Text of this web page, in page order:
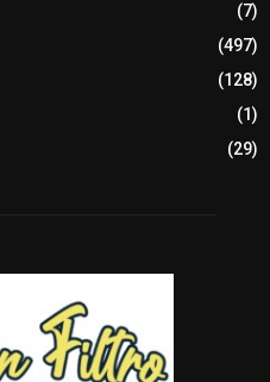
(7)
(497)
(128)
(1)
(29)